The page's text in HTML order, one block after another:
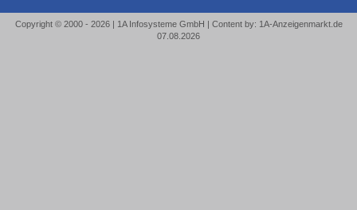
Copyright © 2000 - 2026 | 1A Infosysteme GmbH | Content by: 1A-Anzeigenmarkt.de
07.08.2026